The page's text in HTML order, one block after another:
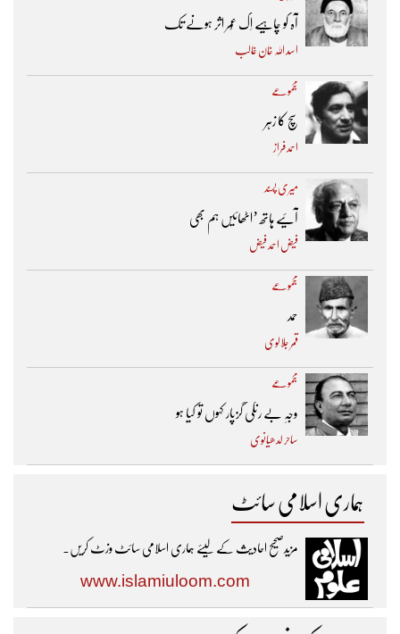
آہ کو چاہیے اِک عُمر اثر ہونے تک ​
اسد اللہ خان غالب
مجموعے
سچ کا زہر
احمد فراز
میری پسند
آئیے ہاتھ ’اٹھائیں ہم بھی
فیض احمد فیض
مجموعے
حمد
قمر جلالوی
مجموعے
وجہِ بے رنگی گزپار کہوں تو کیا ہو
ساحر لدھیانوی
ہماری اسلامی سائٹ
مزیدصحیح احادیث کے لیئے ہماری اسلامی سائٹ وزٹ کریں۔
www.islamiuloom.com